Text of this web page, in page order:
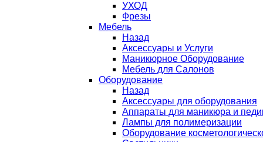
УХОД
Фрезы
Мебель
Назад
Аксессуары и Услуги
Маникюрное Оборудование
Мебель для Салонов
Оборудование
Назад
Аксессуары для оборудования
Аппараты для маникюра и
Лампы для полимеризации
Оборудование